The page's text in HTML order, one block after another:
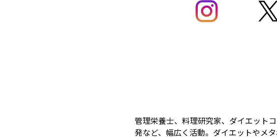
管理栄養士、料理研究家、ダイエット
発など、幅広く活動。ダイエットやメ